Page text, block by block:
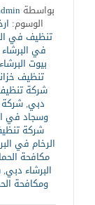
بواسطة
الوسوم:
تنظيف في
في
بيوت
تنظيف
شركة
دبي,
وسجاد في
شركة
الرخام في
مكافحة
البرشاء دبي,
ومكافحة